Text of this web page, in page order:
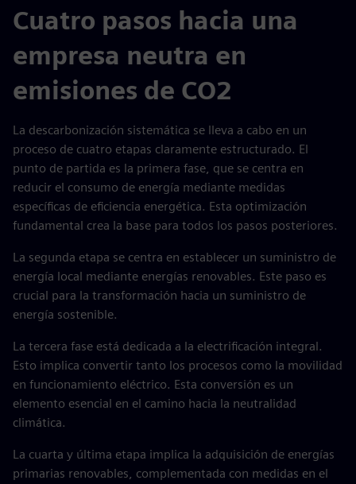
Cuatro pasos hacia una
empresa neutra en
emisiones de CO2
La descarbonización sistemática se lleva a cabo en un
proceso de cuatro etapas claramente estructurado. El
punto de partida es la primera fase, que se centra en
reducir el consumo de energía mediante medidas
específicas de eficiencia energética. Esta optimización
fundamental crea la base para todos los pasos posteriores.
La segunda etapa se centra en establecer un suministro de
energía local mediante energías renovables. Este paso es
crucial para la transformación hacia un suministro de
energía sostenible.
La tercera fase está dedicada a la electrificación integral.
Esto implica convertir tanto los procesos como la movilidad
en funcionamiento eléctrico. Esta conversión es un
elemento esencial en el camino hacia la neutralidad
climática.
La cuarta y última etapa implica la adquisición de energías
primarias renovables, complementada con medidas en el